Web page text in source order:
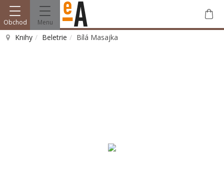
Obchod Menu
Knihy Beletrie Bílá Masajka